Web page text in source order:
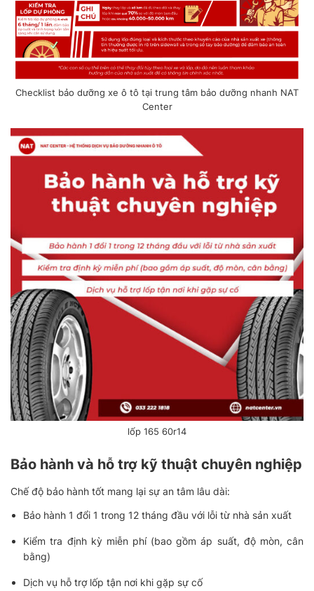
Checklist bảo dưỡng xe ô tô tại trung tâm bảo dưỡng nhanh NAT
Center
lốp 165 60r14
Bảo hành và hỗ trợ kỹ thuật chuyên nghiệp
Chế độ bảo hành tốt mang lại sự an tâm lâu dài:
Bảo hành 1 đổi 1 trong 12 tháng đầu với lỗi từ nhà sản xuất
Kiểm tra định kỳ miễn phí (bao gồm áp suất, độ mòn, cân
bằng)
Dịch vụ hỗ trợ lốp tận nơi khi gặp sự cố